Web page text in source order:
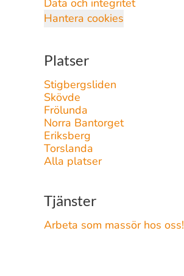
Data och integritet
Hantera cookies
Platser
Stigbergsliden
Skövde
Frölunda
Norra Bantorget
Eriksberg
Torslanda
Alla platser
Tjänster
Arbeta som massör hos oss!